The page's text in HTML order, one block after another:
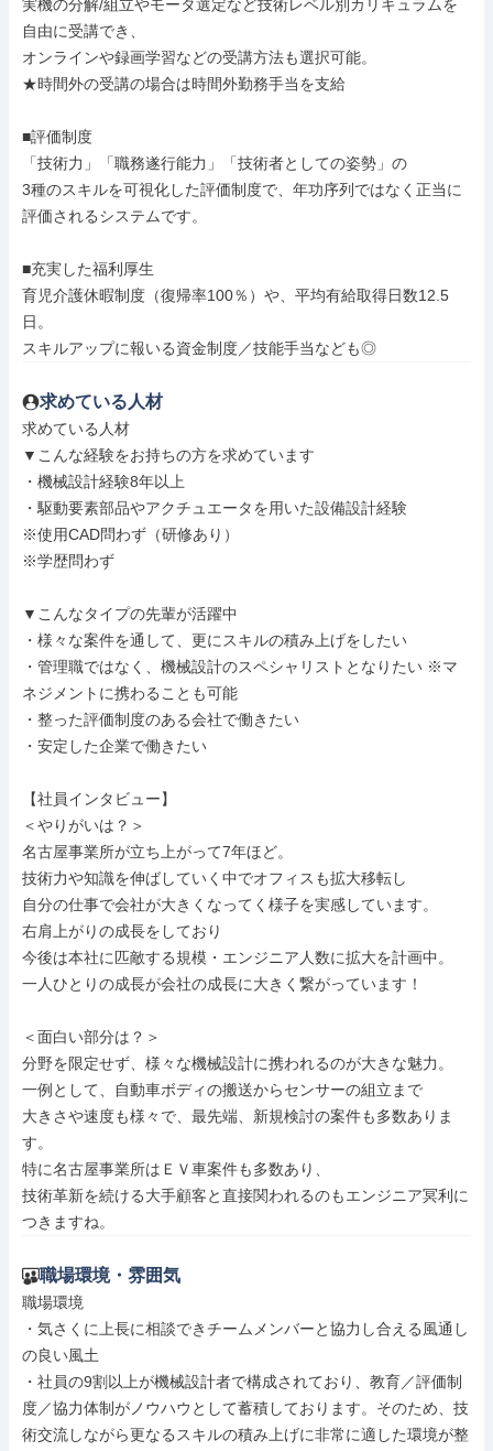
実機の分解/組立やモータ選定など技術レベル別カリキュラムを
自由に受講でき、
オンラインや録画学習などの受講方法も選択可能。
★時間外の受講の場合は時間外勤務手当を支給
■評価制度
「技術力」「職務遂行能力」「技術者としての姿勢」の
3種のスキルを可視化した評価制度で、年功序列ではなく正当に
評価されるシステムです。
■充実した福利厚生
育児介護休暇制度（復帰率100％）や、平均有給取得日数12.5
日。
スキルアップに報いる資金制度／技能手当なども◎
求めている人材
求めている人材
▼こんな経験をお持ちの方を求めています
・機械設計経験8年以上
・駆動要素部品やアクチュエータを用いた設備設計経験
※使用CAD問わず（研修あり）
※学歴問わず
▼こんなタイプの先輩が活躍中
・様々な案件を通して、更にスキルの積み上げをしたい
・管理職ではなく、機械設計のスペシャリストとなりたい ※マ
ネジメントに携わることも可能
・整った評価制度のある会社で働きたい
・安定した企業で働きたい
【社員インタビュー】
＜やりがいは？＞
名古屋事業所が立ち上がって7年ほど。
技術力や知識を伸ばしていく中でオフィスも拡大移転し
自分の仕事で会社が大きくなってく様子を実感しています。
右肩上がりの成長をしており
今後は本社に匹敵する規模・エンジニア人数に拡大を計画中。
一人ひとりの成長が会社の成長に大きく繋がっています！
＜面白い部分は？＞
分野を限定せず、様々な機械設計に携われるのが大きな魅力。
一例として、自動車ボディの搬送からセンサーの組立まで
大きさや速度も様々で、最先端、新規検討の案件も多数ありま
す。
特に名古屋事業所はＥＶ車案件も多数あり、
技術革新を続ける大手顧客と直接関われるのもエンジニア冥利に
つきますね。
職場環境・雰囲気
職場環境
・気さくに上長に相談できチームメンバーと協力し合える風通し
の良い風土
・社員の9割以上が機械設計者で構成されており、教育／評価制
度／協力体制がノウハウとして蓄積しております。そのため、技
術交流しながら更なるスキルの積み上げに非常に適した環境が整